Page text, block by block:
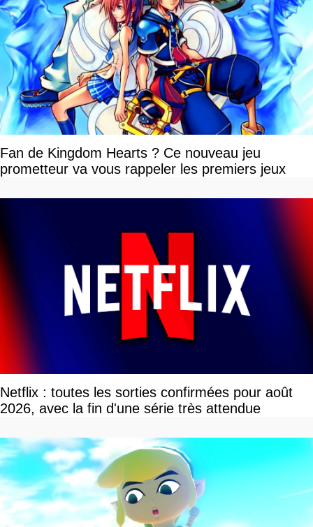
Fan de Kingdom Hearts ? Ce nouveau jeu
prometteur va vous rappeler les premiers jeux
Netflix : toutes les sorties confirmées pour août
2026, avec la fin d'une série très attendue